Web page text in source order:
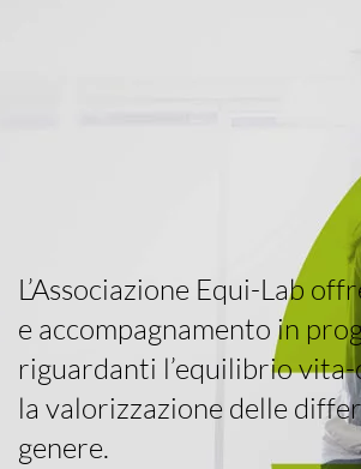
L’Associazione Equi-Lab
e accompagnamento in
riguardanti l’equilibrio
la valorizzazione delle
genere.